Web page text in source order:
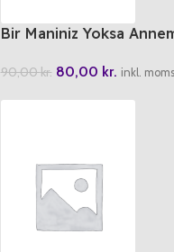
Bir Maniniz Yoksa
90,00kr. 80,00 kr. inkl. moms